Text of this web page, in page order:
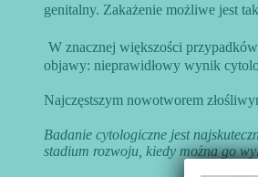
genitalny. Zakażenie możliwe jest
W znacznej większości
objawy: nieprawidłowy wynik
Najczęstszym nowotworem
Badanie cytologiczne jest
stadium rozwoju, kiedy można go